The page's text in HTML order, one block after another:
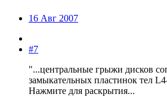
16 Авг 2007
#7
"...центральные грыжи дисков
замыкательных пластинок тел
Нажмите для раскрытия...